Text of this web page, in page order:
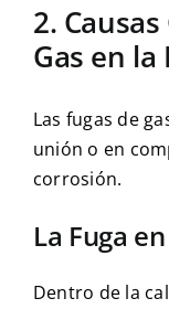
2.
Gas en
Las fugas de
unión o en
corrosión.
La Fuga
Dentro de la